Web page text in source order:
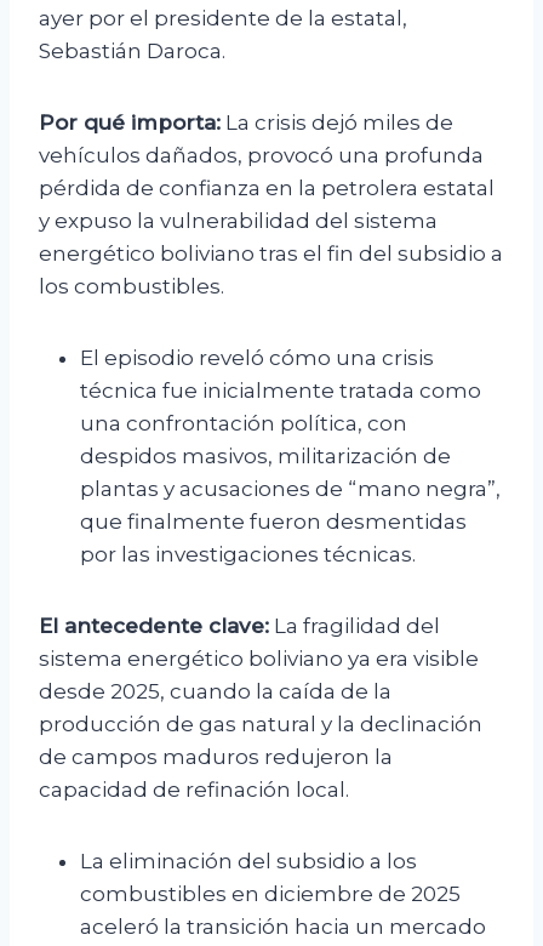
ayer por el presidente de la estatal,
Sebastián Daroca.
Por qué importa: La crisis dejó miles de
vehículos dañados, provocó una profunda
pérdida de confianza en la petrolera estatal
y expuso la vulnerabilidad del sistema
energético boliviano tras el fin del subsidio a
los combustibles.
El episodio reveló cómo una crisis
técnica fue inicialmente tratada como
una confrontación política, con
despidos masivos, militarización de
plantas y acusaciones de “mano negra”,
que finalmente fueron desmentidas
por las investigaciones técnicas.
El antecedente clave: La fragilidad del
sistema energético boliviano ya era visible
desde 2025, cuando la caída de la
producción de gas natural y la declinación
de campos maduros redujeron la
capacidad de refinación local.
La eliminación del subsidio a los
combustibles en diciembre de 2025
aceleró la transición hacia un mercado